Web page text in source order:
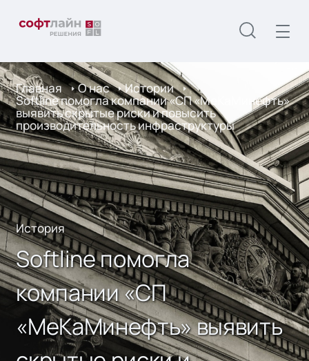
Главная О нас Истории
Softline помогла компании «СП «МеКаМинефть»
выявить скрытые риски и повысить
производительность инфраструктуры
История
Softline помогла
компании «СП
«МеКаМинефть» выявить